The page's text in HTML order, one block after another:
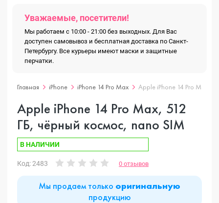
Уважаемые, посетители!
Мы работаем с 10:00 - 21:00 без выходных. Для Вас
доступен самовывоз и бесплатная доставка по Санкт-
Петербургу. Все курьеры имеют маски и защитные
перчатки.
Главная iPhone iPhone 14 Pro Max Apple iPhone 14 Pro Max,
Apple iPhone 14 Pro Max, 512
ГБ, чёрный космос, nano SIM
В НАЛИЧИИ
Код: 2483 0 отзывов
Мы продаем только оригинальную
продукцию